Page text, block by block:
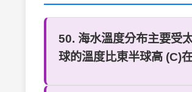
50. 海水溫度分布主要受
球的溫度比東半球高 (C)